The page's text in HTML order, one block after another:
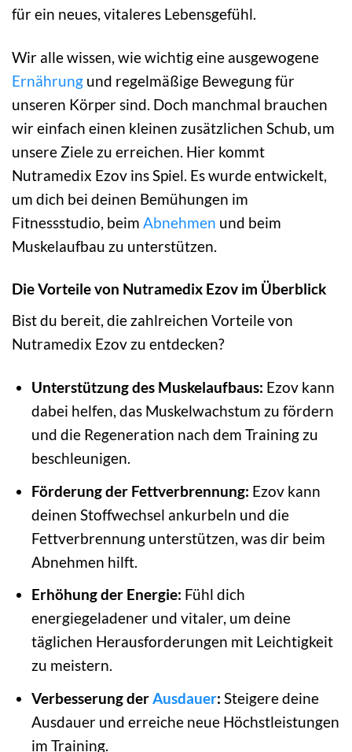
für ein neues, vitaleres Lebensgefühl.
Wir alle wissen, wie wichtig eine ausgewogene
Ernährung und regelmäßige Bewegung für
unseren Körper sind. Doch manchmal brauchen
wir einfach einen kleinen zusätzlichen Schub, um
unsere Ziele zu erreichen. Hier kommt
Nutramedix Ezov ins Spiel. Es wurde entwickelt,
um dich bei deinen Bemühungen im
Fitnessstudio, beim Abnehmen und beim
Muskelaufbau zu unterstützen.
Die Vorteile von Nutramedix Ezov im Überblick
Bist du bereit, die zahlreichen Vorteile von
Nutramedix Ezov zu entdecken?
Unterstützung des Muskelaufbaus: Ezov kann
dabei helfen, das Muskelwachstum zu fördern
und die Regeneration nach dem Training zu
beschleunigen.
Förderung der Fettverbrennung: Ezov kann
deinen Stoffwechsel ankurbeln und die
Fettverbrennung unterstützen, was dir beim
Abnehmen hilft.
Erhöhung der Energie: Fühl dich
energiegeladener und vitaler, um deine
täglichen Herausforderungen mit Leichtigkeit
zu meistern.
Verbesserung der Ausdauer: Steigere deine
Ausdauer und erreiche neue Höchstleistungen
im Training.